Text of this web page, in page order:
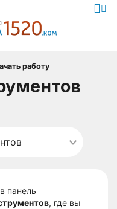
работу
панель
, где вы